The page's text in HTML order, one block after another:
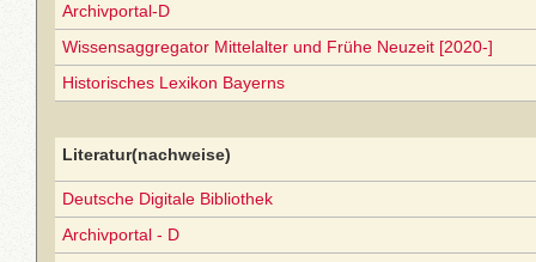
Archivportal-D
Wissensaggregator Mittelalter und Frühe Neuzeit [2020-]
Historisches Lexikon Bayerns
Literatur(nachweise)
Deutsche Digitale Bibliothek
Archivportal - D